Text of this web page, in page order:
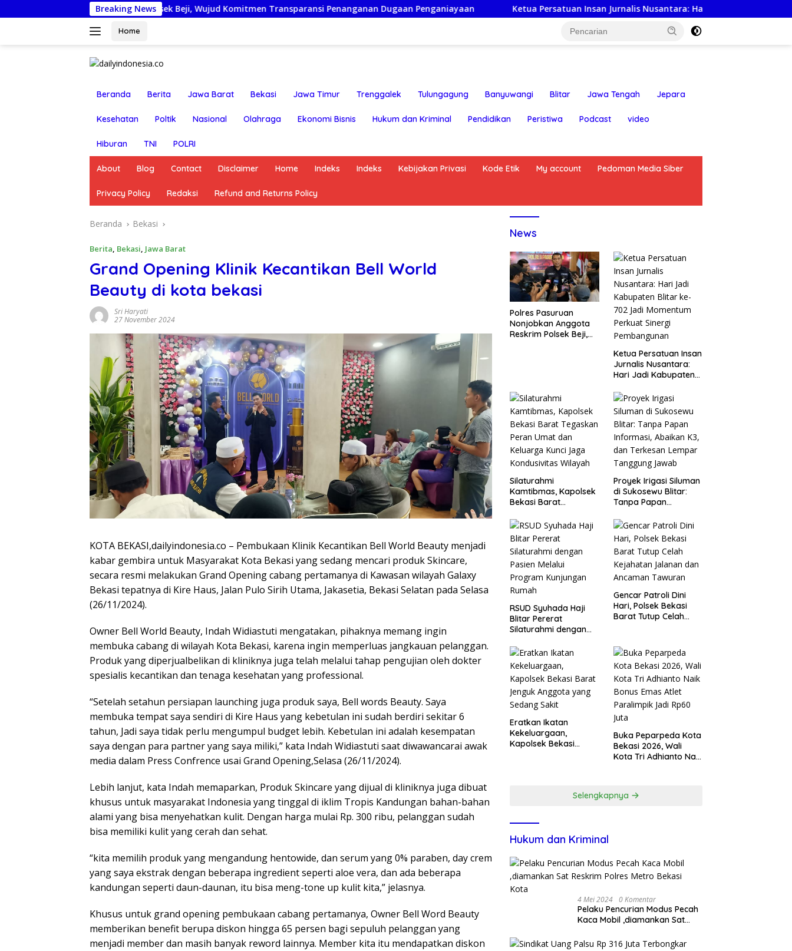
ke
Breaking News
Reskrim Polsek Beji, Wujud Komitmen Transparansi Penanganan Dugaan Penganiayaan Ketua Persatuan Insan Jurnalis Nusantara: Hari Jadi Kabupaten Blitar ke-702 Jadi
Home
Beranda Berita Jawa Barat Bekasi Jawa Timur Trenggalek Tulungagung Banyuwangi Blitar Jawa Tengah Jepara
Kesehatan Poltik Nasional Olahraga Ekonomi Bisnis Hukum dan Kriminal Pendidikan Peristiwa Podcast video
Hiburan TNI POLRI
About Blog Contact Disclaimer Home Indeks Indeks Kebijakan Privasi Kode Etik My account Pedoman Media Siber
Privacy Policy Redaksi Refund and Returns Policy
Beranda Bekasi
Berita, Bekasi, Jawa Barat
Grand Opening Klinik Kecantikan Bell World
Beauty di kota bekasi
Sri Haryati
27 November 2024
KOTA BEKASI,dailyindonesia.co – Pembukaan Klinik Kecantikan Bell World Beauty menjadi
kabar gembira untuk Masyarakat Kota Bekasi yang sedang mencari produk Skincare,
secara resmi melakukan Grand Opening cabang pertamanya di Kawasan wilayah Galaxy
Bekasi tepatnya di Kire Haus, Jalan Pulo Sirih Utama, Jakasetia, Bekasi Selatan pada Selasa
(26/11/2024).
Owner Bell World Beauty, Indah Widiastuti mengatakan, pihaknya memang ingin
membuka cabang di wilayah Kota Bekasi, karena ingin memperluas jangkauan pelanggan.
Produk yang diperjualbelikan di kliniknya juga telah melalui tahap pengujian oleh dokter
spesialis kecantikan dan tenaga kesehatan yang professional.
“Setelah setahun persiapan launching juga produk saya, Bell words Beauty. Saya
membuka tempat saya sendiri di Kire Haus yang kebetulan ini sudah berdiri sekitar 6
tahun, Jadi saya tidak perlu mengumpul budget lebih. Kebetulan ini adalah kesempatan
saya dengan para partner yang saya miliki,” kata Indah Widiastuti saat diwawancarai awak
media dalam Press Confrence usai Grand Opening,Selasa (26/11/2024).
Lebih lanjut, kata Indah memaparkan, Produk Skincare yang dijual di kliniknya juga dibuat
khusus untuk masyarakat Indonesia yang tinggal di iklim Tropis Kandungan bahan-bahan
alami yang bisa menyehatkan kulit. Dengan harga mulai Rp. 300 ribu, pelanggan sudah
bisa memiliki kulit yang cerah dan sehat.
“kita memilih produk yang mengandung hentowide, dan serum yang 0% paraben, day crem
yang saya ekstrak dengan beberapa ingredient seperti aloe vera, dan ada beberapa
kandungan seperti daun-daunan, itu bisa meng-tone up kulit kita,” jelasnya.
Khusus untuk grand opening pembukaan cabang pertamanya, Owner Bell Word Beauty
memberikan benefit berupa diskon hingga 65 persen bagi sepuluh pelanggan yang
menjadi member dan masih banyak reword lainnya. Member kita itu mendapatkan diskon
News
Polres Pasuruan
Nonjobkan Anggota
Reskrim Polsek Beji,
Ketua Persatuan Insan
Jurnalis Nusantara:
Hari Jadi Kabupaten
Momentum Perkuat
Sinergi Pembangunan
Silaturahmi
Kamtibmas, Kapolsek
Bekasi Barat
dan Keluarga Kunci
Jaga Kondusivitas
Wilayah
Proyek Irigasi Siluman
di Sukosewu Blitar:
Tanpa Papan
dan Terkesan Lempar
Tanggung Jawab
RSUD Syuhada Haji
Blitar Pererat
Silaturahmi dengan
Program Kunjungan
Rumah
Gencar Patroli Dini
Hari, Polsek Bekasi
Barat Tutup Celah
Tawuran
Eratkan Ikatan
Kekeluargaan,
Kapolsek Bekasi
Buka Peparpeda Kota
Bekasi 2026, Wali
Kota Tri Adhianto Naik
Selengkapnya
Hukum dan Kriminal
4 Mei 2024 0 Komentar
Pelaku Pencurian Modus Pecah
Kaca Mobil ,diamankan Sat
Kota